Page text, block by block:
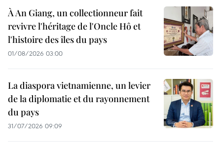
À An Giang, un collectionneur fait
revivre l'héritage de l'Oncle Hô et
l'histoire des îles du pays
01/08/2026 03:00
La diaspora vietnamienne, un levier
de la diplomatie et du rayonnement
du pays
31/07/2026 09:09